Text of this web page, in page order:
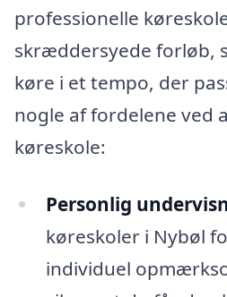
professionelle
skræddersyede forløb,
køre i et tempo, der
nogle af fordelene ved
køreskole:
Personlig
køreskoler i Nybøl
individuel